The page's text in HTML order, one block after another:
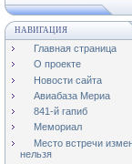
НАВИГАЦИЯ
Главная страница
О проекте
Новости сайта
Авиабаза Мериа
841-й гапиб
Мемориал
Место встречи
нельзя